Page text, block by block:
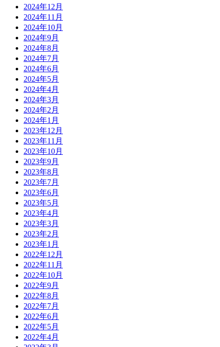
2024年12月
2024年11月
2024年10月
2024年9月
2024年8月
2024年7月
2024年6月
2024年5月
2024年4月
2024年3月
2024年2月
2024年1月
2023年12月
2023年11月
2023年10月
2023年9月
2023年8月
2023年7月
2023年6月
2023年5月
2023年4月
2023年3月
2023年2月
2023年1月
2022年12月
2022年11月
2022年10月
2022年9月
2022年8月
2022年7月
2022年6月
2022年5月
2022年4月